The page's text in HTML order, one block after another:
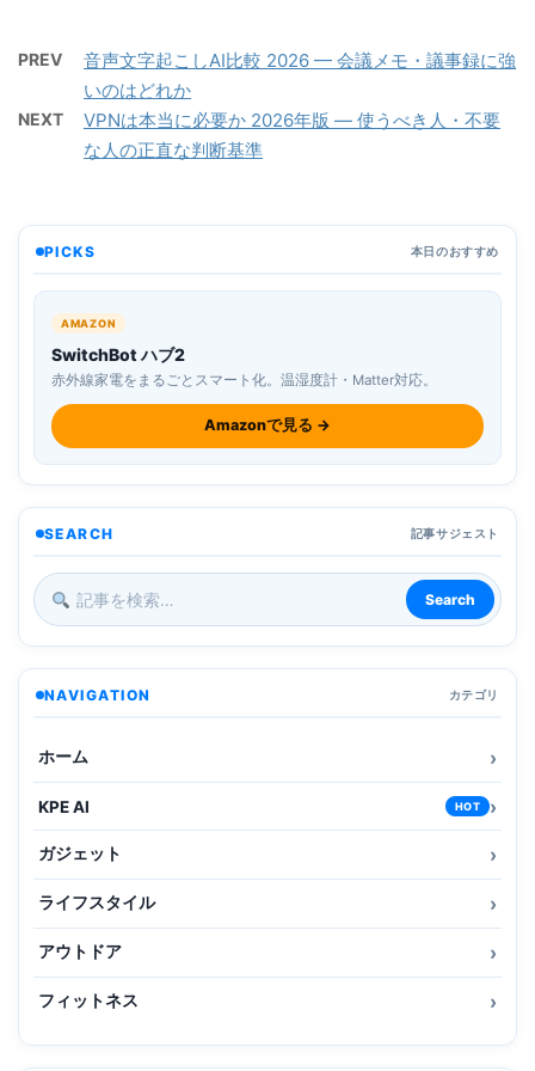
PREV
音声文字起こしAI比較 2026 — 会議メモ・議事録に強
いのはどれか
NEXT
VPNは本当に必要か 2026年版 — 使うべき人・不要
な人の正直な判断基準
PICKS 本日のおすすめ
AMAZON
SwitchBot ハブ2
赤外線家電をまるごとスマート化。温湿度計・Matter対応。
Amazonで見る →
SEARCH 記事サジェスト
Search
NAVIGATION カテゴリ
ホーム
KPE AI HOT
ガジェット
ライフスタイル
アウトドア
フィットネス